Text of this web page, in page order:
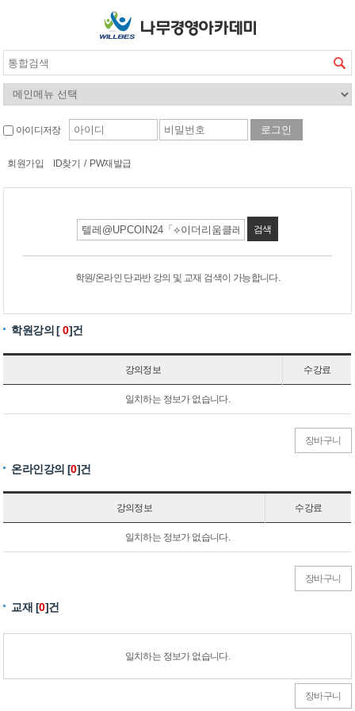
아이디저장
회원가입 ID찾기 / PW재발급
검색
학원/온라인 단과반 강의 및 교재 검색이 가능합니다.
학원강의 [0]건
강의정보 수강료
일치하는 정보가 없습니다.
장바구니
온라인강의 [0]건
강의정보 수강료
일치하는 정보가 없습니다.
장바구니
교재 [0]건
일치하는 정보가 없습니다.
장바구니